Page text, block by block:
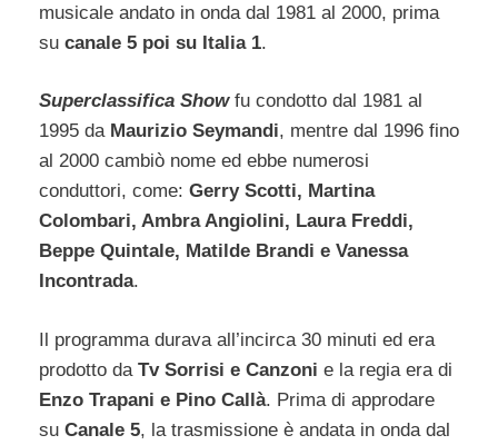
musicale andato in onda dal 1981 al 2000, prima
su canale 5 poi su Italia 1.
Superclassifica Show fu condotto dal 1981 al
1995 da Maurizio Seymandi, mentre dal 1996 fino
al 2000 cambiò nome ed ebbe numerosi
conduttori, come: Gerry Scotti, Martina
Colombari, Ambra Angiolini, Laura Freddi,
Beppe Quintale, Matilde Brandi e Vanessa
Incontrada.
Il programma durava all’incirca 30 minuti ed era
prodotto da Tv Sorrisi e Canzoni e la regia era di
Enzo Trapani e Pino Callà. Prima di approdare
su Canale 5, la trasmissione è andata in onda dal